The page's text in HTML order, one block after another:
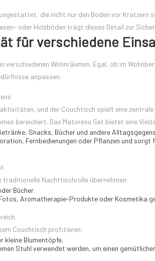
die nicht nur den Boden vor Kratzern
oder Holzböden trägt dieses Detail zur
für verschiedene
Wohnräumen. Egal, ob im
anpassen.
und der Couchtisch spielt eine
bereichert. Das Matoresu Set bietet eine
Snacks, Bücher und andere
Fernbedienungen oder Pflanzen und
traditionelle Nachttischrolle übernehmen:
Bücher.
Aromatherapie-Produkte oder Kosmetika
Couchtisch profitieren:
kleine Blumentöpfe.
Stuhl verwendet werden, um einen